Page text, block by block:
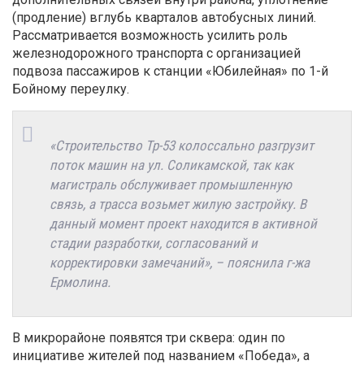
(продление) вглубь кварталов автобусных линий.
Рассматривается возможность усилить роль
железнодорожного транспорта с организацией
подвоза пассажиров к станции «Юбилейная» по 1-й
Бойному переулку.
«Строительство Тр-53 колоссально разгрузит
поток машин на ул. Соликамской, так как
магистраль обслуживает промышленную
связь, а трасса возьмет жилую застройку. В
данный момент проект находится в активной
стадии разработки, согласований и
корректировки замечаний», – пояснила г-жа
Ермолина.
В микрорайоне появятся три сквера: один по
инициативе жителей под названием «Победа», а